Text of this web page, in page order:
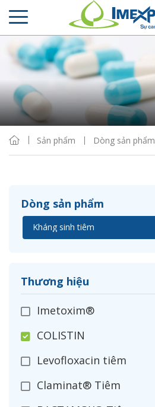
Sản phẩm Dòng sản phẩm
Dòng sản phẩm
Thương hiệu
Imetoxim®
COLISTIN
Levofloxacin tiêm
Claminat® Tiêm
Sắp xếp
Hiển thị